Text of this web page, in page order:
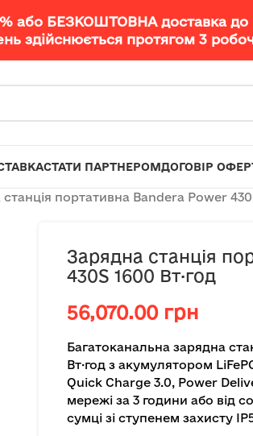
або БЕЗКОШТОВНА доставка до
здійснюється протягом 3
СТАТИ ПАРТНЕРОМДОГОВІР
портативна Bandera Power
Зарядна станція
430S 1600 Вт·год
56,070.00 грн
Багатоканальна зарядна
Вт·год з акумулятором
Quick Charge 3.0, Power
мережі за 3 години або від
сумці зі ступенем захисту